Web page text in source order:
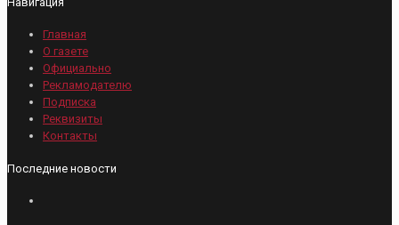
Главная
О газете
Официально
Рекламодателю
Подписка
Реквизиты
Контакты
Последние новости